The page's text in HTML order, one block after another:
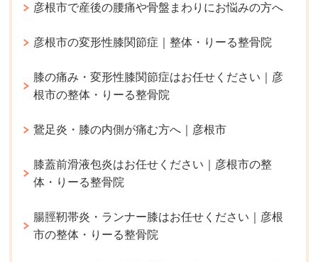
彦根市で産後の腰痛や骨盤まわりにお悩みの方へ
彦根市の変形性膝関節症｜整体・りーる整骨院
膝の痛み・変形性膝関節症はお任せください｜彦
根市の整体・りーる整骨院
鵞足炎・膝の内側が痛む方へ｜彦根市
膝蓋前滑液包炎はお任せください｜彦根市の整
体・りーる整骨院
腸脛靭帯炎・ランナー膝はお任せください｜彦根
市の整体・りーる整骨院